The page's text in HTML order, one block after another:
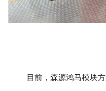
目前，森源鸿马模块